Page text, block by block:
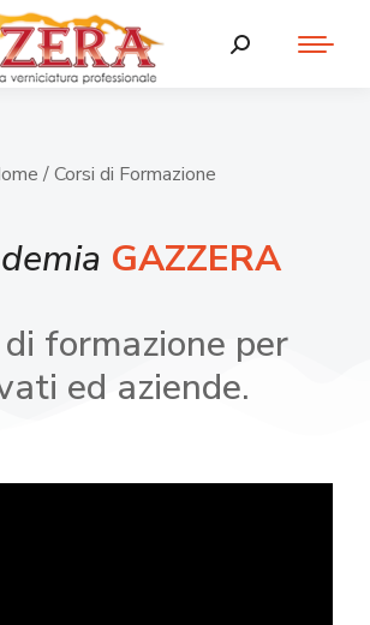
/ Corsi di Formazione
GAZZERA
formazione per
ed aziende.